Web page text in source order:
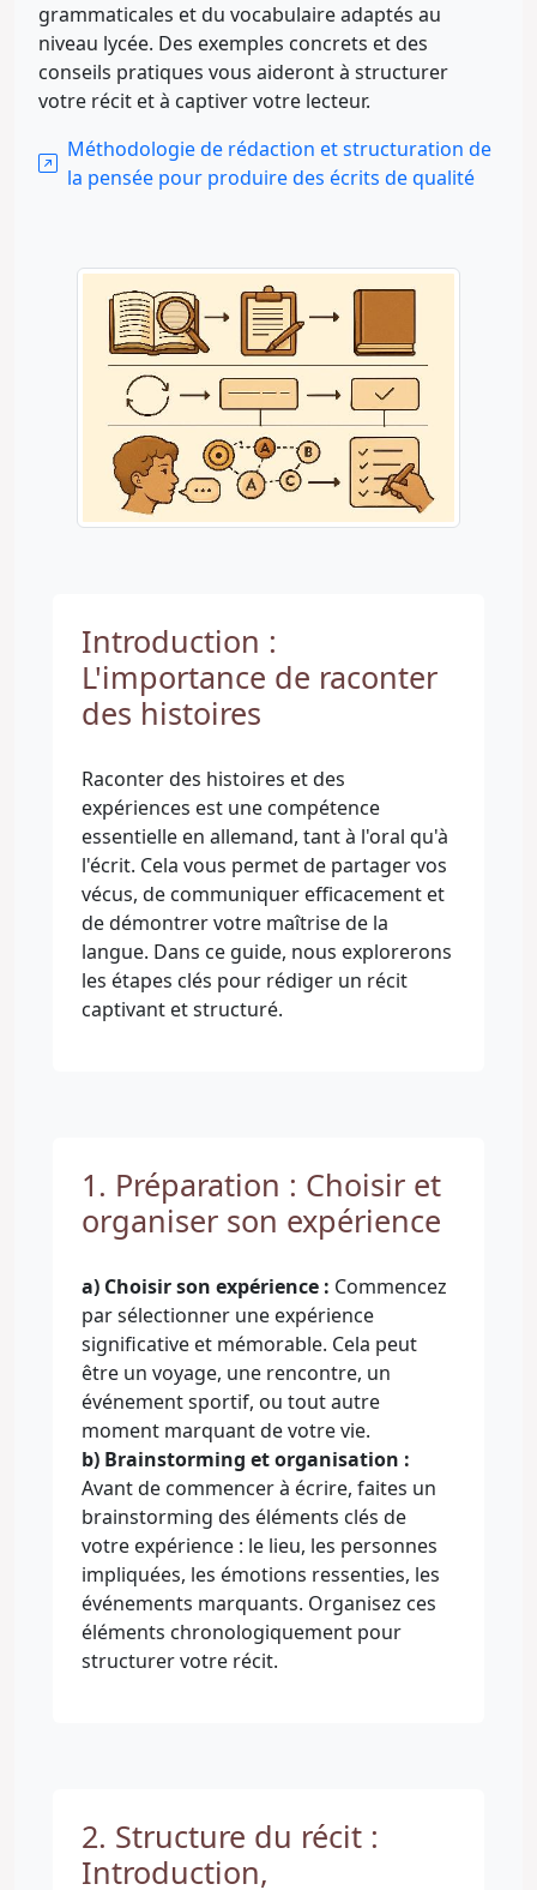
grammaticales et du vocabulaire adaptés au
niveau lycée. Des exemples concrets et des
conseils pratiques vous aideront à structurer
votre récit et à captiver votre lecteur.
Méthodologie de rédaction et structuration de
la pensée pour produire des écrits de qualité
Introduction :
L'importance de raconter
des histoires
Raconter des histoires et des
expériences est une compétence
essentielle en allemand, tant à l'oral qu'à
l'écrit. Cela vous permet de partager vos
vécus, de communiquer efficacement et
de démontrer votre maîtrise de la
langue. Dans ce guide, nous explorerons
les étapes clés pour rédiger un récit
captivant et structuré.
1. Préparation : Choisir et
organiser son expérience
a) Choisir son expérience : Commencez
par sélectionner une expérience
significative et mémorable. Cela peut
être un voyage, une rencontre, un
événement sportif, ou tout autre
moment marquant de votre vie.
b) Brainstorming et organisation :
Avant de commencer à écrire, faites un
brainstorming des éléments clés de
votre expérience : le lieu, les personnes
impliquées, les émotions ressenties, les
événements marquants. Organisez ces
éléments chronologiquement pour
structurer votre récit.
2. Structure du récit :
Introduction,